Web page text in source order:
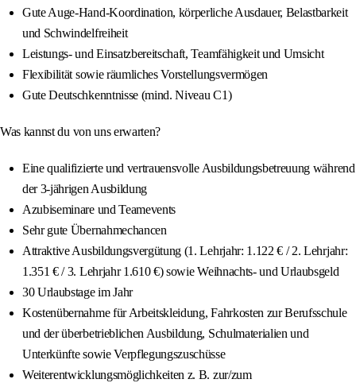
Gute Auge-Hand-Koordination, körperliche Ausdauer, Belastbarkeit
und Schwindelfreiheit
Leistungs- und Einsatzbereitschaft, Teamfähigkeit und Umsicht
Flexibilität sowie räumliches Vorstellungsvermögen
Gute Deutschkenntnisse (mind. Niveau C1)
Was kannst du von uns erwarten?
Eine qualifizierte und vertrauensvolle Ausbildungsbetreuung während
der 3-jährigen Ausbildung
Azubiseminare und Teamevents
Sehr gute Übernahmechancen
Attraktive Ausbildungsvergütung (1. Lehrjahr: 1.122 € / 2. Lehrjahr:
1.351 € / 3. Lehrjahr 1.610 €) sowie Weihnachts- und Urlaubsgeld
30 Urlaubstage im Jahr
Kostenübernahme für Arbeitskleidung, Fahrkosten zur Berufsschule
und der überbetrieblichen Ausbildung, Schulmaterialien und
Unterkünfte sowie Verpflegungszuschüsse
Weiterentwicklungsmöglichkeiten z. B. zur/zum